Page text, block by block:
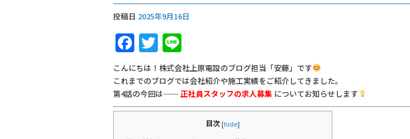
投稿日 2025年9月16日
F
a
c
e
b
T
w
it
te
r
n
e
こんにちは！株式会社上原電設のブログ担当「安藤」です
これまでのブログでは会社紹介や施工実績をご紹介してきました。
第4話の今回は── 正社員スタッフの求人募集 についてお知らせします
目次 [hide]